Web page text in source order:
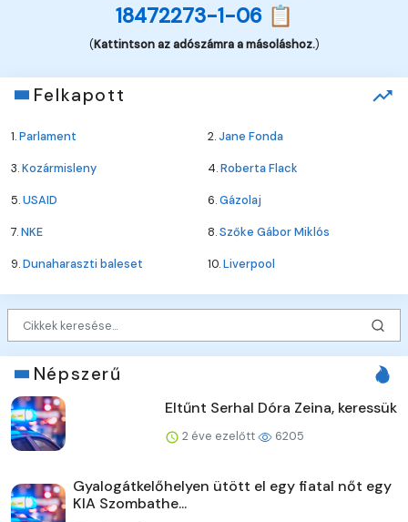
18472273-1-06 📋
(Kattintson az adószámra a másoláshoz.)
Felkapott
1.Parlament 2.Jane Fonda
3.Kozármisleny 4.Roberta Flack
5.USAID 6.Gázolaj
7.NKE 8.Szőke Gábor Miklós
9.Dunaharaszti baleset 10.Liverpool
Népszerű
Eltűnt Serhal Dóra Zeina, keressük
2 éve ezelőtt 6205
Gyalogátkelőhelyen ütött el egy fiatal nőt egy
KIA Szombathe...